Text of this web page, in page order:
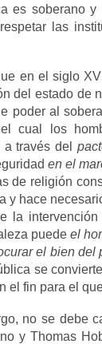
es soberano
las
en el siglo
del estado de
poder al
el cual los
a través del
en el
de religión
y hace
la
puede el
el bien del
se
el fin para el
no se debe
y Thomas